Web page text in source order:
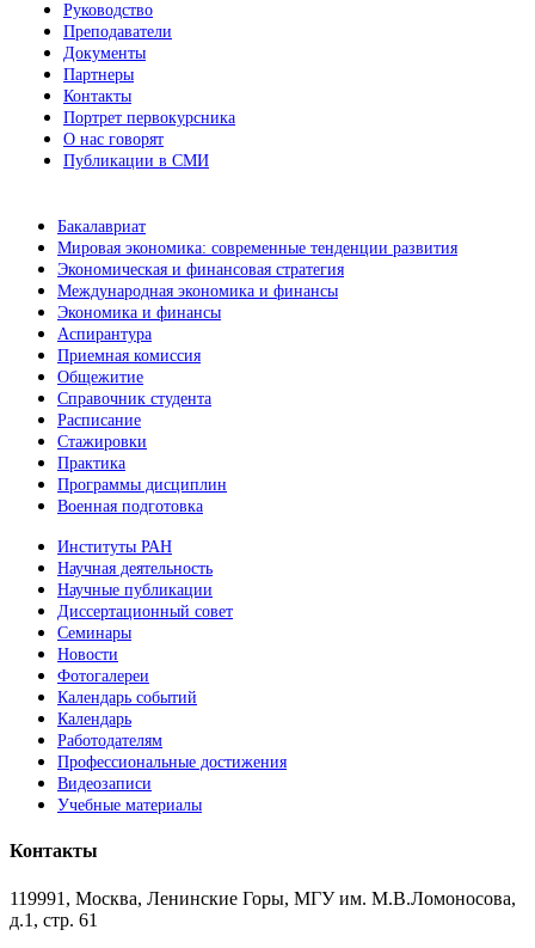
Руководство
Преподаватели
Документы
Партнеры
Контакты
Портрет первокурсника
О нас говорят
Публикации в СМИ
Бакалавриат
Мировая экономика: современные тенденции развития
Экономическая и финансовая стратегия
Международная экономика и финансы
Экономика и финансы
Аспирантура
Приемная комиссия
Общежитие
Справочник студента
Расписание
Стажировки
Практика
Программы дисциплин
Военная подготовка
Институты РАН
Научная деятельность
Научные публикации
Диссертационный совет
Семинары
Новости
Фотогалереи
Календарь событий
Календарь
Работодателям
Профессиональные достижения
Видеозаписи
Учебные материалы
Контакты
119991, Москва, Ленинские Горы, МГУ им. М.В.Ломоносова,
д.1, стр. 61